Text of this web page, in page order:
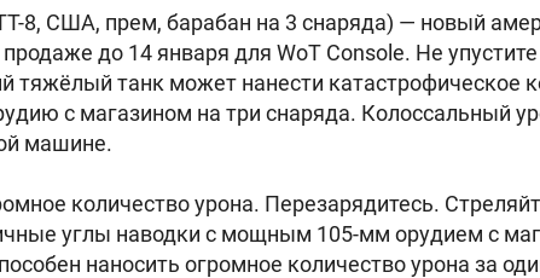
8, США, прем, барабан на 3 снаряда) — новый
до 14 января для WoT Console. Не
тяжёлый танк может нанести катастрофическое
с магазином на три снаряда. Колоссальный
машине.
количество урона. Перезарядитесь.
углы наводки с мощным 105-мм орудием с
наносить огромное количество урона за